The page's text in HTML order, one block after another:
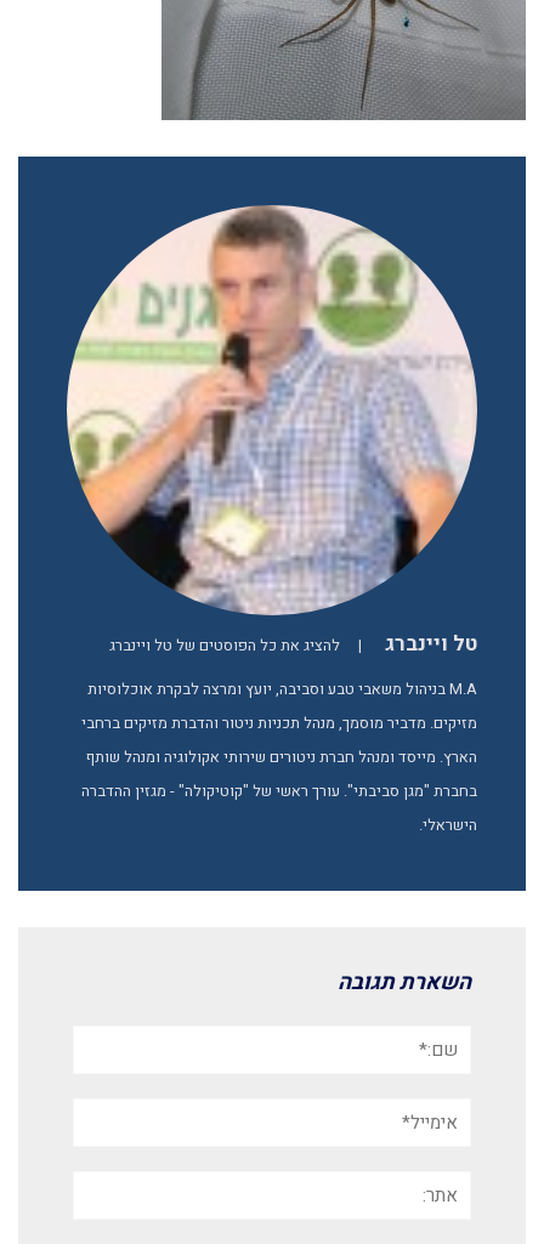
טל ויינברג |
להציג את כל הפוסטים של טל ויינברג
M.A בניהול משאבי טבע וסביבה, יועץ ומרצה לבקרת אוכלוסיות
מזיקים. מדביר מוסמך, מנהל תכניות ניטור והדברת מזיקים ברחבי
הארץ. מייסד ומנהל חברת ניטורים שירותי אקולוגיה ומנהל שותף
בחברת "מגן סביבתי". עורך ראשי של "קוטיקולה" - מגזין ההדברה
הישראלי.
השארת תגובה